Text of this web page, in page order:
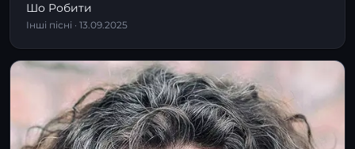
Шо Робити
Інші пісні · 13.09.2025